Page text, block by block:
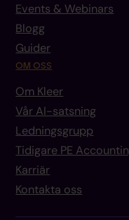
Events & Webinars
Blogg
Guider
OM OSS
Om Kleer
Vår AI-satsning
Ledningsgrupp
Tidigare PE
Karriär
Kontakta oss